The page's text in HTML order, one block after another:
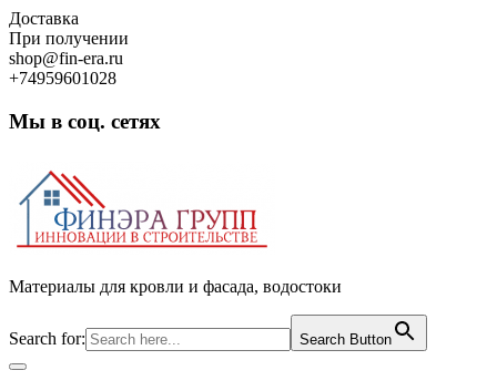
Skip
to
content
Доставка
При получении
shop@fin-era.ru
+74959601028
Мы в соц. сетях
Материалы для кровли и фасада, водостоки
Search for: Search Button
Open